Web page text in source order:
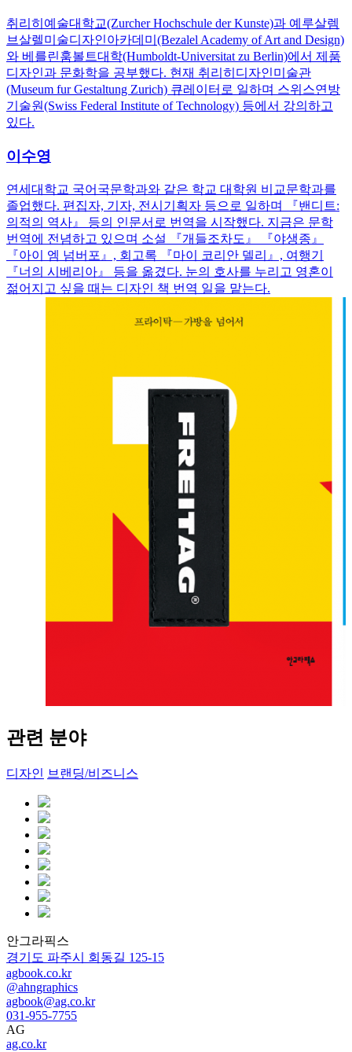
취리히예술대학교(Zurcher Hochschule der Kunste)과 예루살렘
브살렐미술디자인아카데미(Bezalel Academy of Art and Design)
와 베를린훔볼트대학(Humboldt-Universitat zu Berlin)에서 제품
디자인과 문화학을 공부했다. 현재 취리히디자인미술관
(Museum fur Gestaltung Zurich) 큐레이터로 일하며 스위스연방
기술원(Swiss Federal Institute of Technology) 등에서 강의하고
있다.
이수영
연세대학교 국어국문학과와 같은 학교 대학원 비교문학과를
졸업했다. 편집자, 기자, 전시기획자 등으로 일하며 『밴디트:
의적의 역사』 등의 인문서로 번역을 시작했다. 지금은 문학
번역에 전념하고 있으며 소설 『개들조차도』 『야생종』
『아이 엠 넘버포』, 회고록 『마이 코리안 델리』, 여행기
『너의 시베리아』 등을 옮겼다. 눈의 호사를 누리고 영혼이
젊어지고 싶을 때는 디자인 책 번역 일을 맡는다.
관련 분야
디자인 브랜딩/비즈니스
안그라픽스
경기도 파주시 회동길 125-15
agbook.co.kr
@ahngraphics
agbook@ag.co.kr
031-955-7755
AG
ag.co.kr